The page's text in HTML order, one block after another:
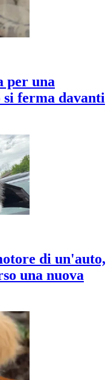
per una
si ferma davanti
di un'auto,
una nuova